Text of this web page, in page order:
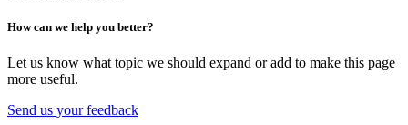
How can we help you better?
Let us know what topic we should expand or add to make this page
more useful.
Send us your feedback